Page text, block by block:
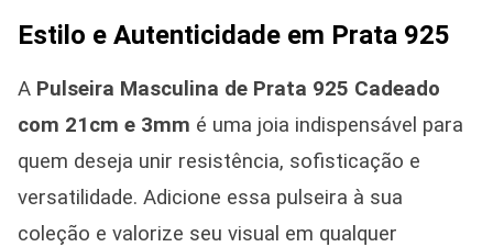
Estilo e Autenticidade em Prata 925
A Pulseira Masculina de Prata 925 Cadeado
com 21cm e 3mm é uma joia indispensável para
quem deseja unir resistência, sofisticação e
versatilidade. Adicione essa pulseira à sua
coleção e valorize seu visual em qualquer